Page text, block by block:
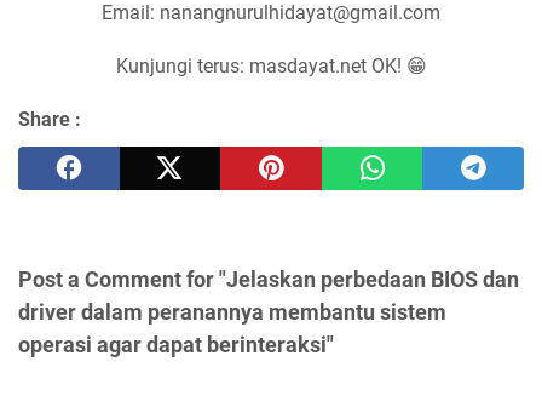
Email: nanangnurulhidayat@gmail.com
Kunjungi terus: masdayat.net OK! 😁
Share :
Post a Comment for "Jelaskan perbedaan BIOS dan
driver dalam peranannya membantu sistem
operasi agar dapat berinteraksi"